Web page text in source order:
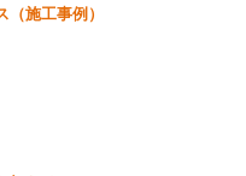
施工事例）